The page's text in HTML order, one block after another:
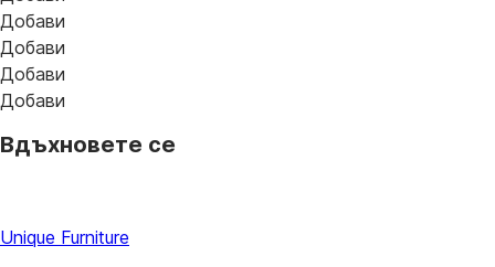
Добави
Добави
Добави
Добави
Вдъхновете се
Unique Furniture